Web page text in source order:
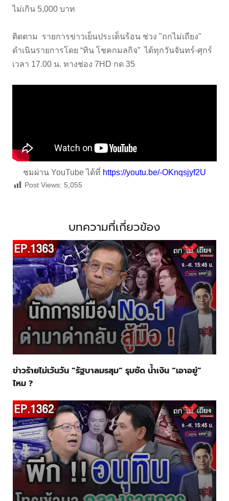
ไม่เกิน 5,000 บาท
ติดตาม รายการข่าวเย็นประเด็นร้อน ช่วง "ถกไม่เถียง"
ดำเนินรายการโดย “ทิน โชคกมลกิจ” ได้ทุกวันจันทร์-ศุกร์
เวลา 17.00 น. ทางช่อง 7HD กด 35
ชมผ่าน YouTube ได้ที่ https://youtu.be/-OKnqsjyf2U
Post Views: 5,055
บทความที่เกี่ยวข้อง
ข่าวร้ายไม่เว้นวัน “รัฐบาลมรสุม” รุมซัด น้ำเงิน “เอาอยู่”
ไหม ?